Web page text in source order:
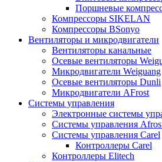
Поршневые
Компрессоры SIKELAN
Компрессоры BSonyo
Вентиляторы и микродвигатели
Вентиляторы канальные
Осевые вентиляторы
Микродвигатели Weiguang
Осевые вентиляторы Dunli
Микродвигатели AFrost
Системы управления
Электронные системы
Системы управления
Системы управления Carel
Контроллеры Carel
Контроллеры Elitech